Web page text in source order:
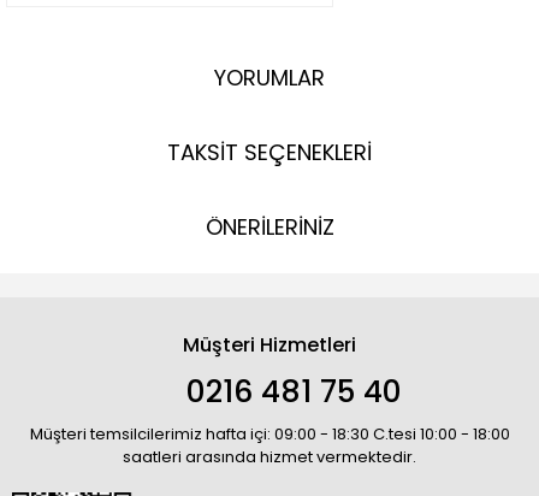
YORUMLAR
TAKSİT SEÇENEKLERİ
ÖNERİLERİNİZ
Müşteri Hizmetleri
0216 481 75 40
Müşteri temsilcilerimiz hafta içi: 09:00 - 18:30 C.tesi 10:00 - 18:00
saatleri arasında hizmet vermektedir.